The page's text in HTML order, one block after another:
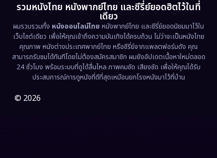
Family ครอบครัว (369)
Fantasy จินตนาการ (331)
Fiction (9)
Film (57)
Gothic
รวมหนังไทย หนังพากย์ไทย และซีรี่ย์ยอดฮิตไว้ในที่
เดียว
ผมรวบรวมทั้ง หนังออนไลน์ไทย หนังพากย์ไทย และซีรี่ย์ยอดนิยมมาไว้ใน
เว็บไซต์เดียว เพื่อให้คุณเข้าถึงความบันเทิงได้ครบถ้วน ไม่ว่าจะเป็นหนังไทย
คุณภาพ หนังต่างประเทศพากย์ไทย หรือซีรี่ย์จากแพลตฟอร์มดัง คุณ
สามารถรับชมได้ทันทีโดยไม่ต้องสมัครสมาชิก ผมยังอัปเดตเนื้อหาใหม่ตลอด
24 ชั่วโมง พร้อมระบบที่ดูได้ลื่นไหล ภาพคมชัด เสียงชัด เพื่อให้คุณได้รับ
ประสบการณ์การดูหนังที่ดีที่สุดเหมือนยกโรงหนังมาไว้ที่บ้าน
© 2026